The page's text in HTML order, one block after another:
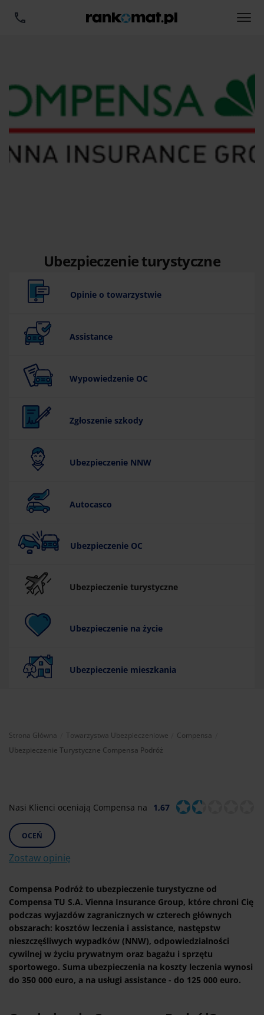
Ubezpieczenie turystyczne
Opinie o towarzystwie
Assistance
Wypowiedzenie OC
Zgłoszenie szkody
Ubezpieczenie NNW
Autocasco
Ubezpieczenie OC
Ubezpieczenie turystyczne
Ubezpieczenie na życie
Ubezpieczenie mieszkania
Strona Główna Towarzystwa Ubezpieczeniowe Compensa
Ubezpieczenie Turystyczne Compensa Podróż
Nasi Klienci oceniają Compensa na 1,67
OCEŃ
Zostaw opinię
Compensa Podróż to ubezpieczenie turystyczne od
Compensa TU S.A. Vienna Insurance Group, które chroni Cię
podczas wyjazdów zagranicznych w czterech głównych
obszarach: kosztów leczenia i assistance, następstw
nieszczęśliwych wypadków (NNW), odpowiedzialności
cywilnej w życiu prywatnym oraz bagażu i sprzętu
sportowego. Suma ubezpieczenia na koszty leczenia wynosi
do 350 000 euro, a na usługi assistance - do 125 000 euro.